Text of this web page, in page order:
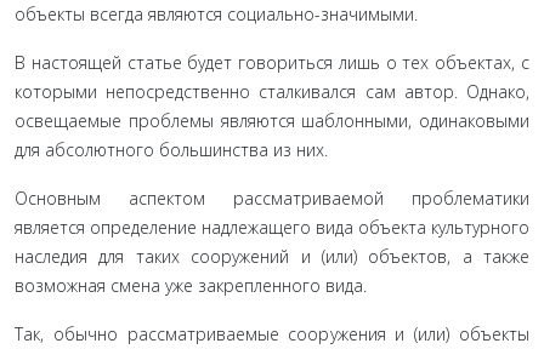
объекты всегда являются социально-зна­чимыми.
В настоящей статье будет говориться лишь о тех объ­ектах, с
которыми непосредственно сталкивался сам автор. Однако,
освещаемые проблемы являются шаблонными, оди­наковыми
для абсолютного большинства из них.
Основным аспектом рассматриваемой проблематики
является определение надлежащего вида объекта культурно­го
наследия для таких сооружений и (или) объектов, а также
возможная смена уже закрепленного вида.
Так, обычно рассматриваемые сооружения и (или) объ­екты